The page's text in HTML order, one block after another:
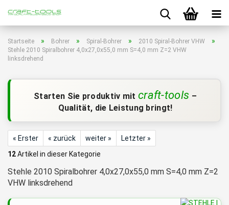
Startseite » Bohrer » Spiral-Bohrer » 2010 Spiral-Bohrer VHW »
Stehle 2010 Spiralbohrer 4,0x27,0x55,0 mm S=4,0 mm Z=2 VHW
linksdrehend
Starten Sie produktiv mit craft-tools –
Qualität, die Leistung bringt!
« Erster « zurück weiter »
Letzter »
12Artikel in dieser Kategorie
Stehle 2010 Spiralbohrer 4,0x27,0x55,0 mm S=4,0 mm Z=2
VHW linksdrehend